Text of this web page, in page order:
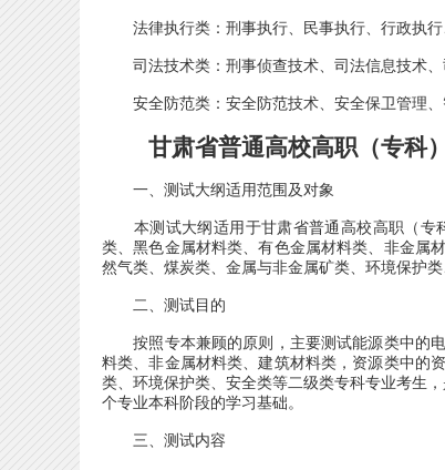
法律执行类：刑事执行、民事执行、行政执行
司法技术类：刑事侦查技术、司法信息技术、
安全防范类：安全防范技术、安全保卫管理、
甘肃省普通高校高职（专科）
一、测试大纲适用范围及对象
本测试大纲适用于甘肃省普通高校高职（专
类、黑色金属材料类、有色金属材料类、非金属
然气类、煤炭类、金属与非金属矿类、环境保护
二、测试目的
按照专本兼顾的原则，主要测试能源类中的电
料类、非金属材料类、建筑材料类，资源类中的
类、环境保护类、安全类等二级类专科专业考生
个专业本科阶段的学习基础。
三、测试内容